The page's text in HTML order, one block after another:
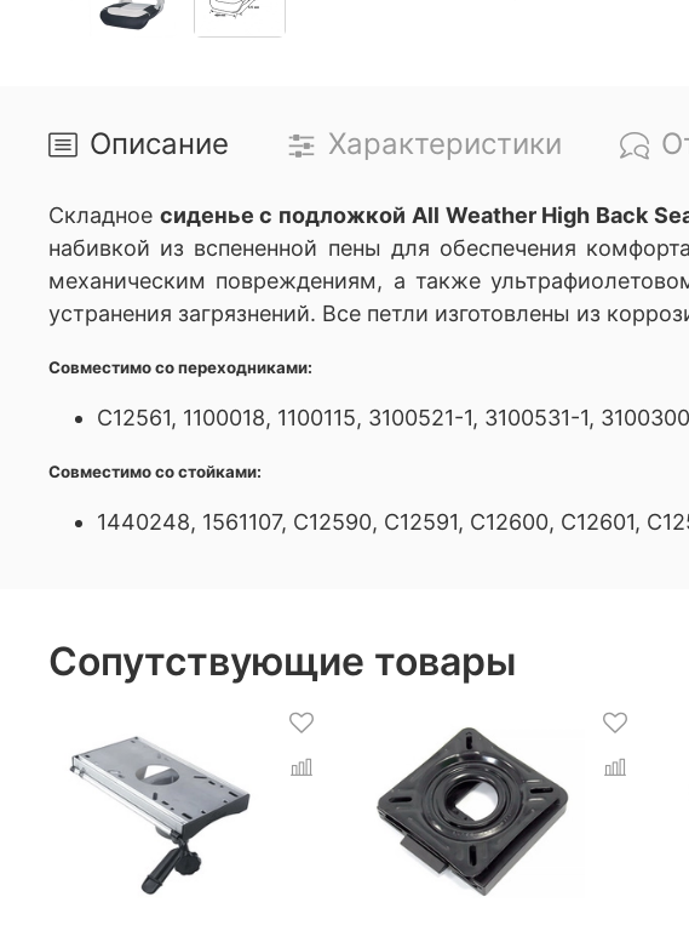
Описание Характеристики
Складное сиденье с подложкой All Weather High Back
набивкой из вспененной пены для обеспечения
механическим повреждениям, а также
устранения загрязнений. Все петли изготовлены из
Совместимо со переходниками:
C12561, 1100018, 1100115, 3100521-1, 3100531-1,
Совместимо со стойками:
1440248, 1561107, C12590, C12591, C12600, C12601,
Сопутствующие товары